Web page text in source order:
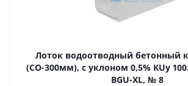
Лоток водоотводный бетонный
(СО-300мм), с уклоном 0,5% КUу
BGU-XL, № 8